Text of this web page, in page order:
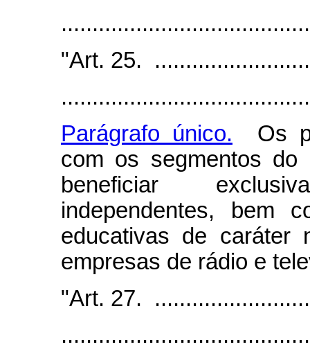
"Art. 25.
Parágrafo único. Os
com os segmentos do
beneficiar
independentes, bem
educativas de caráter
empresas de rádio e
"Art. 27.